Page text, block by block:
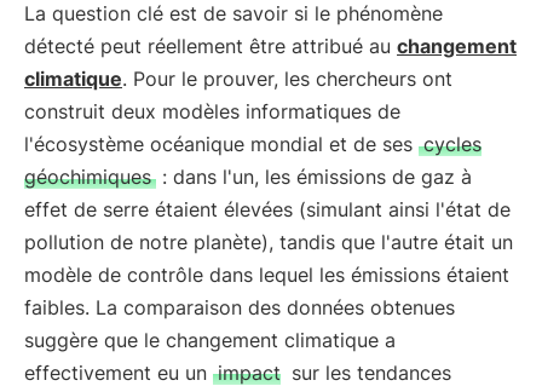
La question clé est de savoir si le phénomène
détecté peut réellement être attribué au changement
climatique. Pour le prouver, les chercheurs ont
construit deux modèles informatiques de
l'écosystème océanique mondial et de ses cycles
géochimiques : dans l'un, les émissions de gaz à
effet de serre étaient élevées (simulant ainsi l'état de
pollution de notre planète), tandis que l'autre était un
modèle de contrôle dans lequel les émissions étaient
faibles. La comparaison des données obtenues
suggère que le changement climatique a
effectivement eu un impact sur les tendances